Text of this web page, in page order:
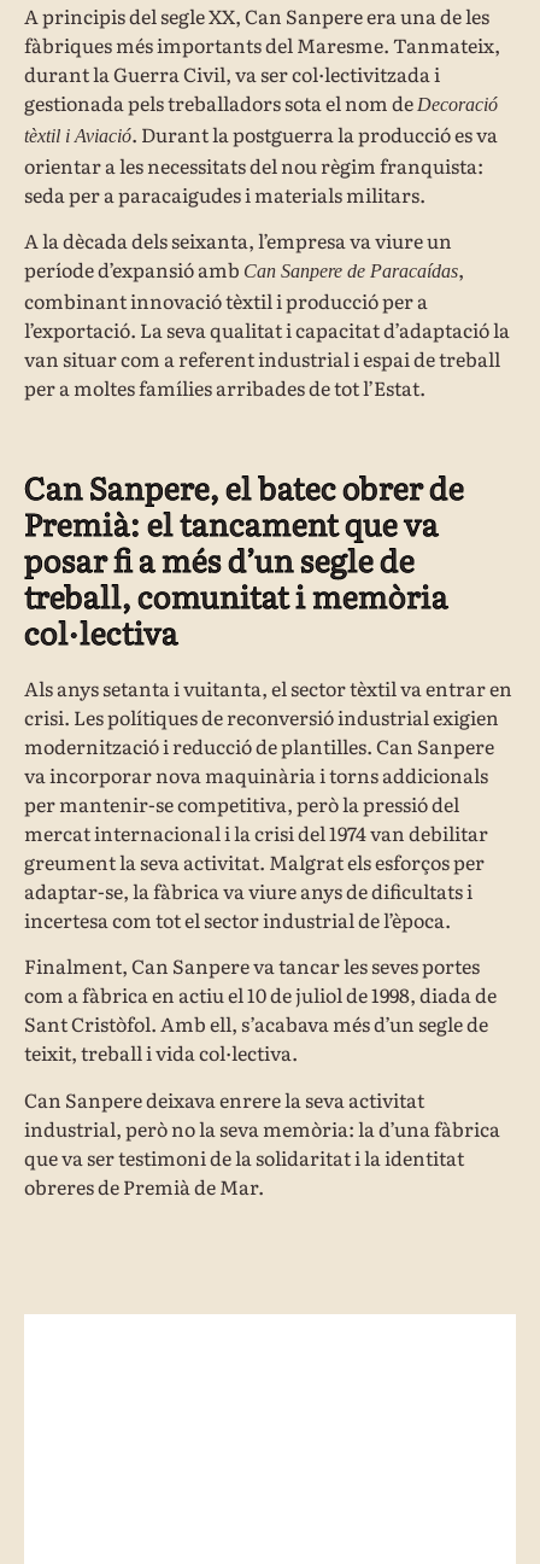
A principis del segle XX, Can Sanpere era una de les
fàbriques més importants del Maresme. Tanmateix,
durant la Guerra Civil, va ser col·lectivitzada i
gestionada pels treballadors sota el nom de Decoració
tèxtil i Aviació. Durant la postguerra la producció es va
orientar a les necessitats del nou règim franquista:
seda per a paracaigudes i materials militars.
A la dècada dels seixanta, l’empresa va viure un
període d’expansió amb Can Sanpere de Paracaídas,
combinant innovació tèxtil i producció per a
l’exportació. La seva qualitat i capacitat d’adaptació la
van situar com a referent industrial i espai de treball
per a moltes famílies arribades de tot l’Estat.
Can Sanpere, el batec obrer de
Premià: el tancament que va
posar fi a més d’un segle de
treball, comunitat i memòria
col·lectiva
Als anys setanta i vuitanta, el sector tèxtil va entrar en
crisi. Les polítiques de reconversió industrial exigien
modernització i reducció de plantilles. Can Sanpere
va incorporar nova maquinària i torns addicionals
per mantenir-se competitiva, però la pressió del
mercat internacional i la crisi del 1974 van debilitar
greument la seva activitat. Malgrat els esforços per
adaptar-se, la fàbrica va viure anys de dificultats i
incertesa com tot el sector industrial de l’època.
Finalment, Can Sanpere va tancar les seves portes
com a fàbrica en actiu el 10 de juliol de 1998, diada de
Sant Cristòfol. Amb ell, s’acabava més d’un segle de
teixit, treball i vida col·lectiva.
Can Sanpere deixava enrere la seva activitat
industrial, però no la seva memòria: la d’una fàbrica
que va ser testimoni de la solidaritat i la identitat
obreres de Premià de Mar.